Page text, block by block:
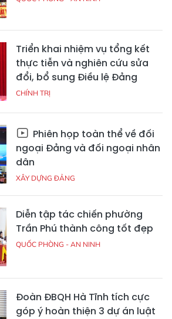
Triển khai nhiệm vụ tổng kết
thực tiễn và nghiên cứu sửa
đổi, bổ sung Điều lệ Đảng
CHÍNH TRỊ
Phiên họp toàn thể về đối
ngoại Đảng và đối ngoại nhân
dân
XÂY DỰNG ĐẢNG
Diễn tập tác chiến phường
Trần Phú thành công tốt đẹp
QUỐC PHÒNG - AN NINH
Đoàn ĐBQH Hà Tĩnh tích cực
góp ý hoàn thiện 3 dự án luật